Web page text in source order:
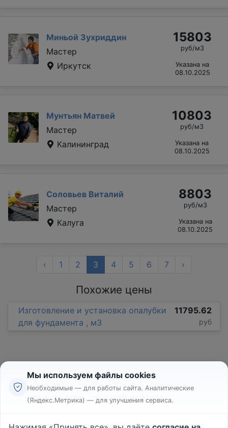
Миньой Зухриддин
Мастер
Иркутск
15803
руб/м3
Указана на
08.10.2025
Мунтьян Матвей
Мастер
Калининград
10803
руб/м3
Указана на
08.10.2025
Соловьев Виталий
Мастер
Калуга
8803
руб/м3
Указана на
08.10.2025
‹ 1 2 3 4 5 6 7 ›
Похожие цены
Изготовление и установка опалубки
для фундамента , м3
11795.62
руб
Реклама
Мы используем файлы cookies
Необходимые — для работы сайта. Аналитические
(Яндекс.Метрика) — для улучшения сервиса.